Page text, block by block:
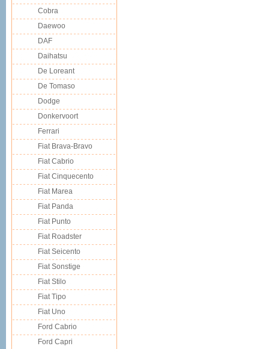
Cobra
Daewoo
DAF
Daihatsu
De Loreant
De Tomaso
Dodge
Donkervoort
Ferrari
Fiat Brava-Bravo
Fiat Cabrio
Fiat Cinquecento
Fiat Marea
Fiat Panda
Fiat Punto
Fiat Roadster
Fiat Seicento
Fiat Sonstige
Fiat Stilo
Fiat Tipo
Fiat Uno
Ford Cabrio
Ford Capri